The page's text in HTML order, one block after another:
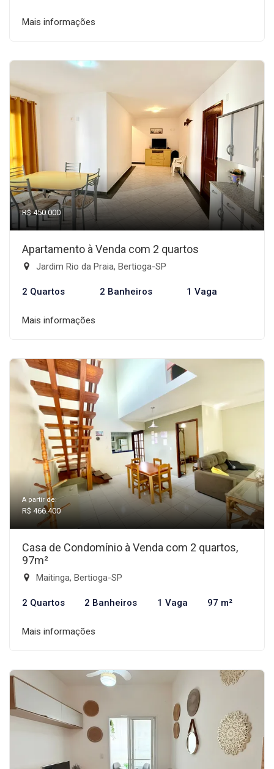
Mais informações
R$ 450.000
Apartamento à Venda com 2 quartos
Jardim Rio da Praia, Bertioga-SP
2 Quartos 2 Banheiros 1 Vaga
Mais informações
A partir de:
R$ 466.400
Casa de Condomínio à Venda com 2 quartos,
97m²
Maitinga, Bertioga-SP
2 Quartos 2 Banheiros 1 Vaga 97 m²
Mais informações